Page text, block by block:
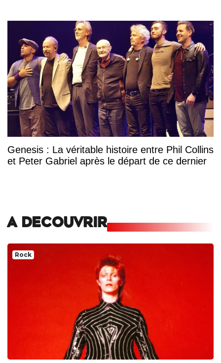
Genesis : La véritable histoire entre Phil Collins
et Peter Gabriel après le départ de ce dernier
A DECOUVRIR
Rock